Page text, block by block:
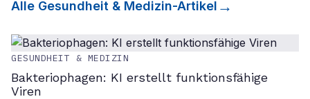
Alle Gesundheit & Medizin-Artikel
GESUNDHEIT & MEDIZIN
Bakteriophagen: KI erstellt funktionsfähige
Viren